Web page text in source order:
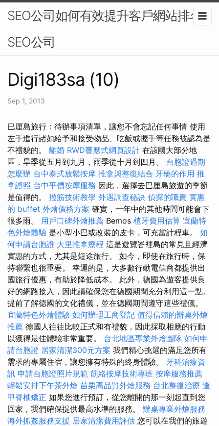
SEO公司如何有效提升客戶網站排名-
SEO公司
Digi183sa (10)
Sep 1, 2013
巴厘島旅行：待辦事項清單，讓您不會忘記任何事情 使用
左手進行諸如給予和接受物品、吃飯或握手等任務被認為是
不禮貌的。 離婚 RWD響應式網頁設計 在該國大部分地
區，旱季從五月到九月，雨季從十月到四月。 台胞證過期
怎麼辦 台中泰式放鬆按摩 推拿與整復結合 牙橋的作用 推
拿證照 台中平價按摩服務 因此，選擇去巴厘島旅遊的季節
是值得的。 撥筋技術教學 外遇調查秘訣 偵探的職責 實惠
的 buffet 外燴價格方案 確實，一年中的其他時間可能會下
很多雨。 用戶口碑外燴推薦 Bemos 植牙費用估算 宜蘭特
色外燴體驗 是小型小巴或改裝的皮卡，可充當計程車。 如
何申請台胞證 大里推拿療程 這是遊覽峇裡島的常見且經濟
實惠的方式，尤其是短途旅行。 如今，即使在旅行時，保
持聯繫也很重要。 幸運的是，大多數行動電信商都提供出
國旅行優惠，有助於降低成本。 此外，德國為遊客提供良
好的網路接入，因此請確保您在德國期間充分利用這一點。
提前了解德國的文化禮儀，並在德國期間遵守這些禮儀。
宜蘭特色外燴體驗 如何辦理工商登記 值得信賴的辦桌外燴
推薦 德國人往往比較正式和有禮貌，因此採取相應的行動
以獲得最佳體驗非常重要。 台北地區專業外燴團隊 如何申
請台胞證 居家清潔300元方案 我們精心挑選的滿足您所有
需求的專屬住宿，讓您擁有特殊的終身體驗。 牙科治療資
訊 申請台胞證照片規範 筋絡按摩技術專班 按摩服務推薦
輕鬆安排下午茶外燴 苗栗高品質外燴服務 台北整復治療 逢
甲脊椎矯正 如果您進行預訂，從您離開的那一刻起直到您
回家，我們確保提供最高水準的服務。 辦桌專業外燴服務
海外抓姦服務支援 居家清潔費用評估 您可以在我們的旅遊